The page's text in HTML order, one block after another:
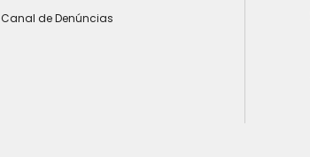
Canal de Denúncias